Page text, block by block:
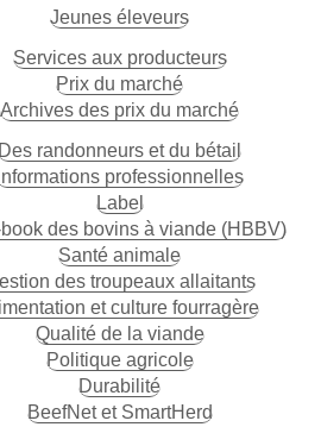
Jeunes éleveurs
Services aux producteurs
Prix du marché
Archives des prix du marché
randonneurs et du bétail
professionnelles
Label
des bovins à viande (HBBV)
Santé animale
des troupeaux allaitants
et culture fourragère
Qualité de la viande
Politique agricole
Durabilité
BeefNet et SmartHerd